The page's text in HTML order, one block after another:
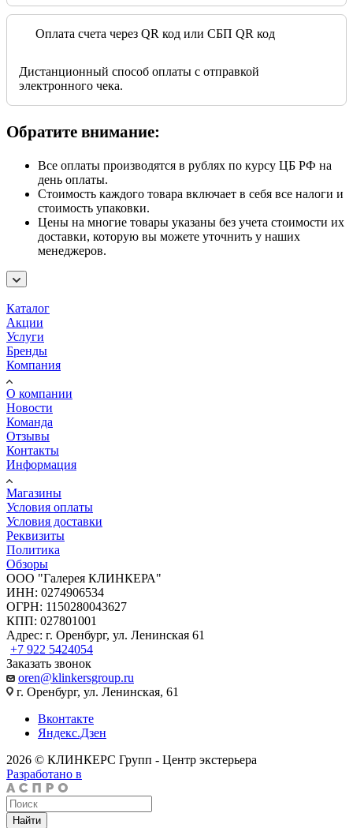
Оплата счета через QR код или СБП QR код
Дистанционный способ оплаты с отправкой
электронного чека.
Обратите внимание:
Все оплаты производятся в рублях по курсу ЦБ РФ на
день оплаты.
Стоимость каждого товара включает в себя все налоги и
стоимость упаковки.
Цены на многие товары указаны без учета стоимости их
доставки, которую вы можете уточнить у наших
менеджеров.
Каталог
Акции
Услуги
Бренды
Компания
О компании
Новости
Команда
Отзывы
Контакты
Информация
Магазины
Условия оплаты
Условия доставки
Реквизиты
Политика
Обзоры
ООО "Галерея КЛИНКЕРА"
ИНН: 0274906534
ОГРН: 1150280043627
КПП: 027801001
Адрес: г. Оренбург, ул. Ленинская 61
+7 922 5424054
Заказать звонок
oren@klinkersgroup.ru
г. Оренбург, ул. Ленинская, 61
Вконтакте
Яндекс.Дзен
2026 © КЛИНКЕРС Групп - Центр экстерьера
Разработано в
Найти